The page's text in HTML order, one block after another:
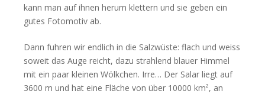
kann man auf ihnen herum klettern und sie geben ein
gutes Fotomotiv ab.
Dann fuhren wir endlich in die Salzwüste: flach und weiss
soweit das Auge reicht, dazu strahlend blauer Himmel
mit ein paar kleinen Wölkchen. Irre… Der Salar liegt auf
3600 m und hat eine Fläche von über 10000 km², an